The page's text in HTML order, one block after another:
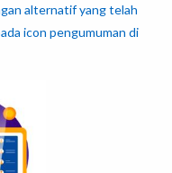
alternatif yang telah
icon pengumuman di